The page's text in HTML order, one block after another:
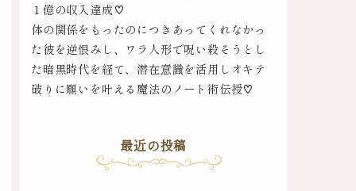
１億の収入達成♡
体の関係をもったのにつきあってくれなかっ
た彼を逆恨みし、ワラ人形で呪い殺そうとし
た暗黒時代を経て、潜在意識を活用しオキテ
破りに願いを叶える魔法のノート術伝授♡
最近の投稿